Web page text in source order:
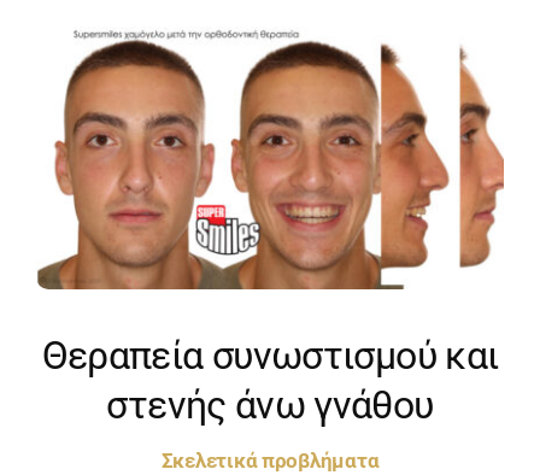
Θεραπεία συνωστισμού και
στενής άνω γνάθου
Σκελετικά προβλήματα